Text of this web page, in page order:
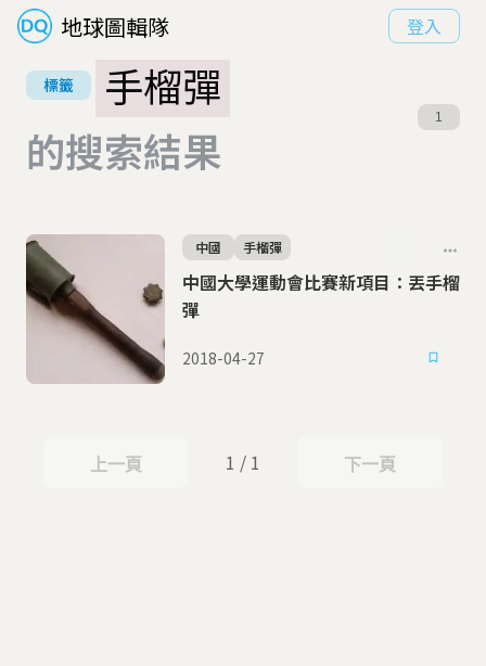
地球圖輯隊 登入
標籤
手榴彈
的搜索結果
1
中國大學運動會比賽新項目：丟手榴
彈
中國 手榴彈
2018-04-27
上一頁
上一頁 1 / 1 下一頁
下一頁